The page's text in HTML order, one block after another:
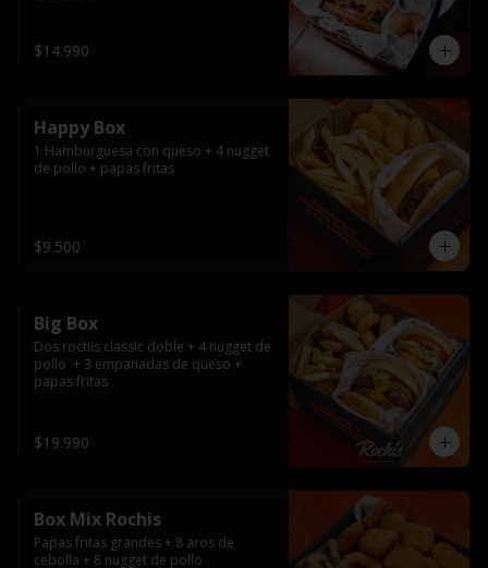
$14.990
Happy Box
1 Hamburguesa con queso + 4 nugget
de pollo + papas fritas
$9.500
Big Box
Dos rochis classic doble + 4 nugget de
pollo  + 3 empanadas de queso +
papas fritas
$19.990
Box Mix Rochis
Papas fritas grandes + 8 aros de
cebolla + 8 nugget de pollo